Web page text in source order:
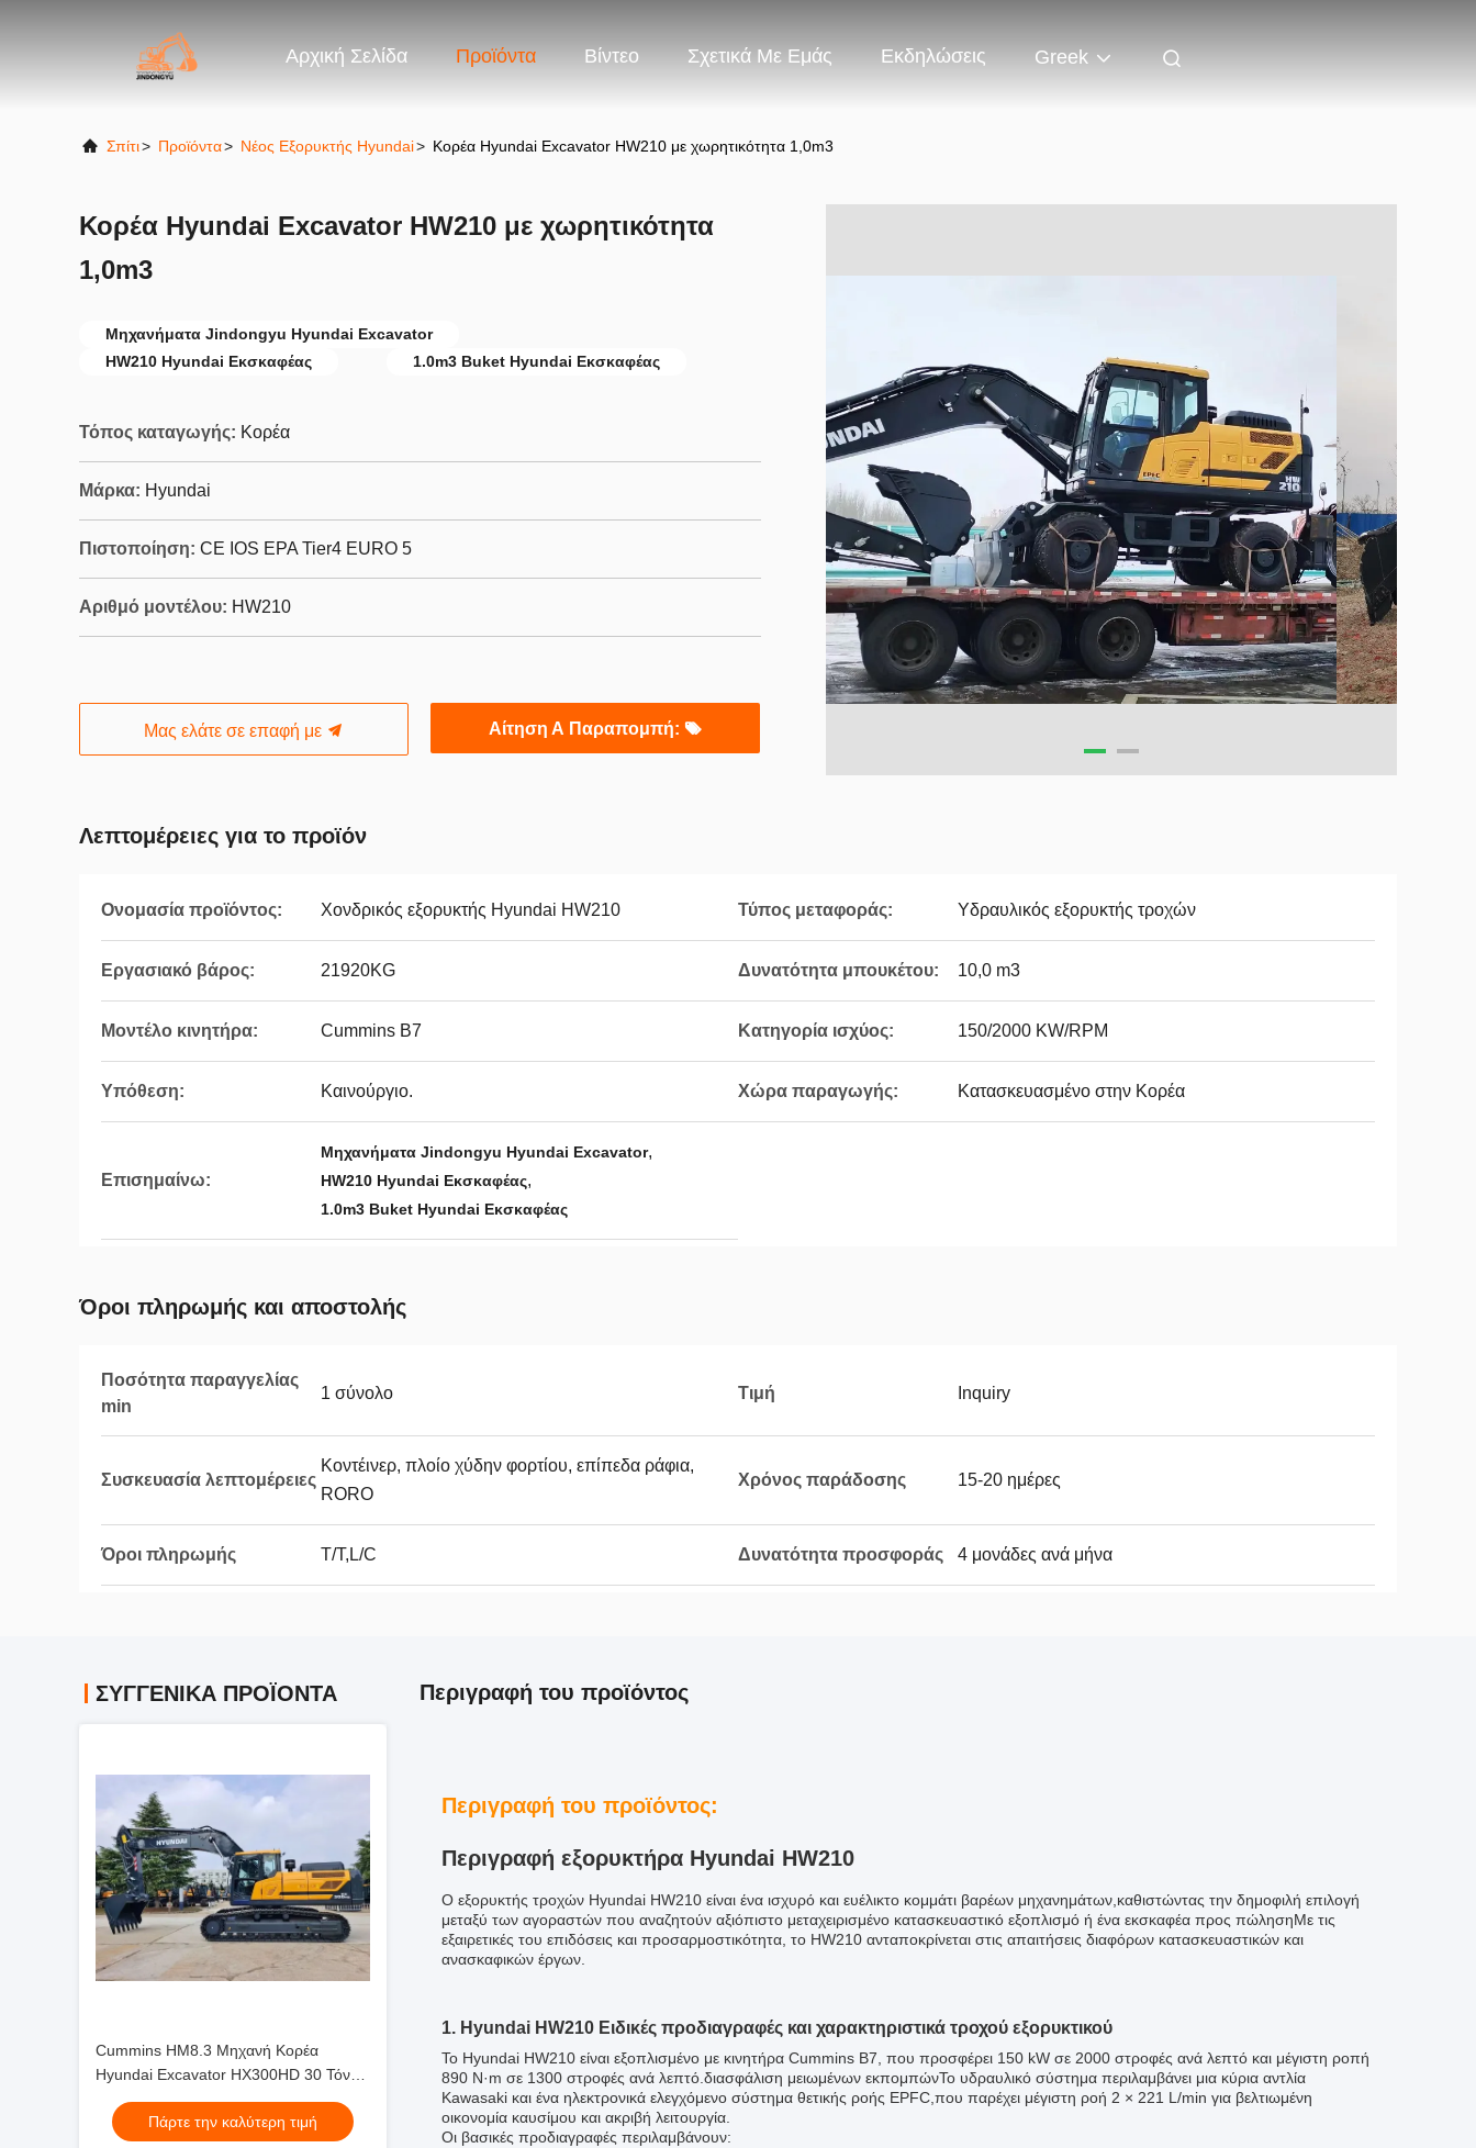
Αρχική Σελίδα Προϊόντα Βίντεο Σχετικά Με Εμάς Εκδηλώσεις Greek
Σπίτι> Προϊόντα> Νέος Εξορυκτής Hyundai> Κορέα Hyundai Excavator HW210 με χωρητικότητα 1,0m3
Κορέα Hyundai Excavator HW210 με χωρητικότητα
1,0m3
Μηχανήματα Jindongyu Hyundai Excavator
HW210 Hyundai Εκσκαφέας
1.0m3 Buket Hyundai Εκσκαφέας
Τόπος καταγωγής: Κορέα
Μάρκα: Hyundai
Πιστοποίηση: CE IOS EPA Tier4 EURO 5
Αριθμό μοντέλου: HW210
Μας ελάτε σε επαφή με Αίτηση Α Παραπομπή:
Λεπτομέρειες για το προϊόν
Ονομασία προϊόντος: Χονδρικός εξορυκτής Hyundai HW210 Τύπος μεταφοράς: Υδραυλικός εξορυκτής τροχών
Εργασιακό βάρος: 21920KG Δυνατότητα μπουκέτου: 10,0 m3
Μοντέλο κινητήρα: Cummins B7 Κατηγορία ισχύος: 150/2000 KW/RPM
Υπόθεση: Καινούργιο. Χώρα παραγωγής: Κατασκευασμένο στην Κορέα
Επισημαίνω:
Μηχανήματα Jindongyu Hyundai Excavator,
HW210 Hyundai Εκσκαφέας,
1.0m3 Buket Hyundai Εκσκαφέας
Όροι πληρωμής και αποστολής
Ποσότητα παραγγελίας
min
1 σύνολο Τιμή Inquiry
Συσκευασία λεπτομέρειες
Κοντέινερ, πλοίο χύδην φορτίου, επίπεδα ράφια,
RORO
Χρόνος παράδοσης 15-20 ημέρες
Όροι πληρωμής T/T,L/C Δυνατότητα προσφοράς 4 μονάδες ανά μήνα
ΣΥΓΓΕΝΙΚΆ ΠΡΟΪΌΝΤΑ
Cummins HM8.3 Μηχανή Κορέα
Hyundai Excavator HX300HD 30 Τόνων
Μηχανήματα Jindongyu
Πάρτε την καλύτερη τιμή
Περιγραφή του προϊόντος
Περιγραφή του προϊόντος:
Περιγραφή εξορυκτήρα Hyundai HW210
Ο εξορυκτής τροχών Hyundai HW210 είναι ένα ισχυρό και ευέλικτο κομμάτι βαρέων μηχανημάτων,καθιστώντας την δημοφιλή επιλογή
μεταξύ των αγοραστών που αναζητούν αξιόπιστο μεταχειρισμένο κατασκευαστικό εξοπλισμό ή ένα εκσκαφέα προς πώλησηΜε τις
εξαιρετικές του επιδόσεις και προσαρμοστικότητα, το HW210 ανταποκρίνεται στις απαιτήσεις διαφόρων κατασκευαστικών και
ανασκαφικών έργων.
1. Hyundai HW210 Ειδικές προδιαγραφές και χαρακτηριστικά τροχού εξορυκτικού
Το Hyundai HW210 είναι εξοπλισμένο με κινητήρα Cummins B7, που προσφέρει 150 kW σε 2000 στροφές ανά λεπτό και μέγιστη ροπή
890 N·m σε 1300 στροφές ανά λεπτό.διασφάλιση μειωμένων εκπομπώνΤο υδραυλικό σύστημα περιλαμβάνει μια κύρια αντλία
Kawasaki και ένα ηλεκτρονικά ελεγχόμενο σύστημα θετικής ροής EPFC,που παρέχει μέγιστη ροή 2 × 221 L/min για βελτιωμένη
οικονομία καυσίμου και ακριβή λειτουργία.
Οι βασικές προδιαγραφές περιλαμβάνουν: